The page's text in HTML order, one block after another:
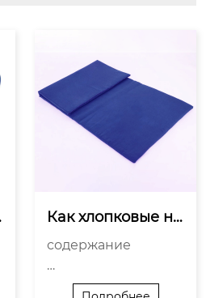
Как хлопковые на
т на экотренд?
содержание
Экологическая безо